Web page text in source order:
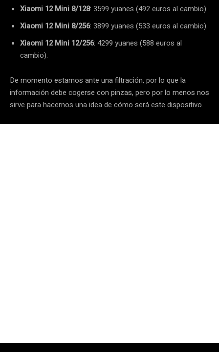
Xiaomi 12 Mini 8/128: 3599 yuanes (492 euros al cambio).
Xiaomi 12 Mini 8/256: 3899 yuanes (533 euros al cambio).
Xiaomi 12 Mini 12/256: 4299 yuanes (588 euros al
cambio).
De momento estamos ante una filtración, por lo que la
información debe cogerse con pinzas, pero por lo menos nos
sirve para hacernos una idea de cómo será este dispositivo.